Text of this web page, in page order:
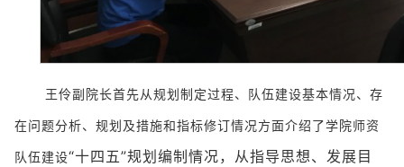
王伶副院长首先从规划制定过程、队伍建设基本情况、存
在问题分析、规划及措施和指标修订情况方面介绍了学院师资
队伍建设“十四五”规划编制情况，从指导思想、发展目